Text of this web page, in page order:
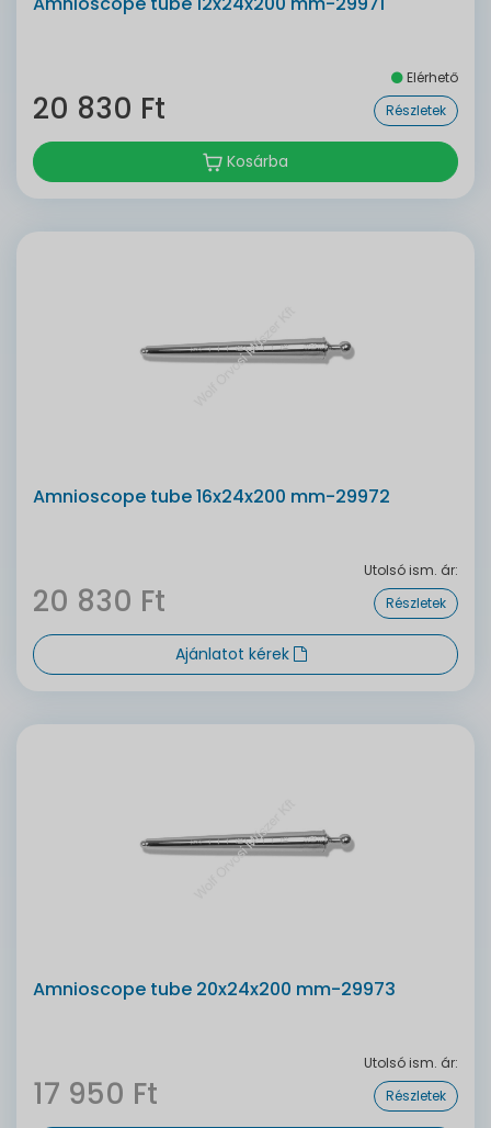
Elérhető
20 830 Ft Részletek
Kosárba
Amnioscope tube 16x24x200 mm-29972
Utolsó ism. ár:
20 830 Ft Részletek
Ajánlatot kérek
Amnioscope tube 20x24x200 mm-29973
Utolsó ism. ár:
17 950 Ft Részletek